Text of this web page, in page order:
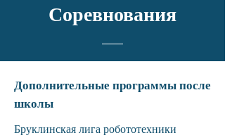
Соревнования
Дополнительные программы после
школы
Бруклинская лига робототехники